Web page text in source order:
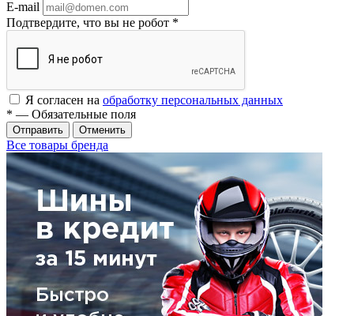
E-mail
Подтвердите, что вы не робот *
Я согласен на обработку персональных данных
* — Обязательные поля
Отменить
Все товары бренда